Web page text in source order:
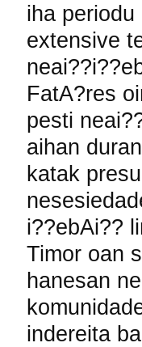
iha
extensive
FatA?res
pesti
aihan
katak
i??ebAi??
Timor oan
hanesan
indereita